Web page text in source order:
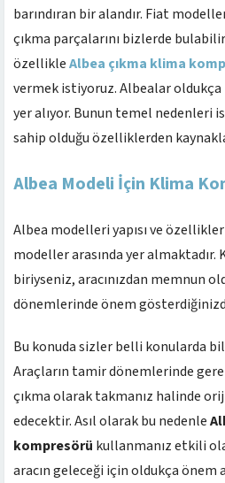
barındıran bir alandır. Fiat
çıkma parçalarını bizlerde
özellikleAlbea çıkma klima
vermek istiyoruz. Albealar oldukça
yer alıyor. Bunun temel nedenleri
sahip olduğu özelliklerden
Albea Modeli İçin Klima
Albea modelleri yapısı ve
modeller arasında yer almaktadır.
biriyseniz, aracınızdan memnun
dönemlerinde önem
Bu konuda sizler belli konularda
Araçların tamir dönemlerinde
çıkma olarak takmanız halinde
edecektir. Asıl olarak bu nedenle
kompresörü kullanmanız etkili
aracın geleceği için oldukça önem